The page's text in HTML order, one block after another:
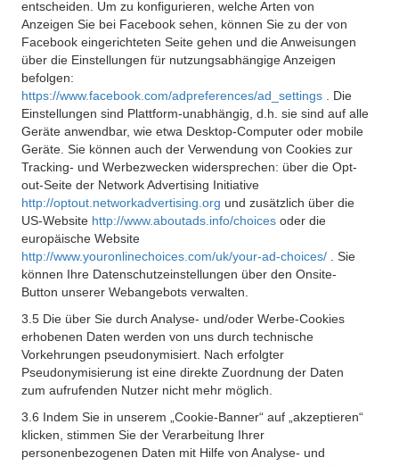
entscheiden. Um zu konfigurieren, welche Arten von
Anzeigen Sie bei Facebook sehen, können Sie zu der von
Facebook eingerichteten Seite gehen und die Anweisungen
über die Einstellungen für nutzungsabhängige Anzeigen
befolgen:
https://www.facebook.com/adpreferences/ad_settings
. Die
Einstellungen sind Plattform-unabhängig, d.h. sie sind auf alle
Geräte anwendbar, wie etwa Desktop-Computer oder mobile
Geräte. Sie können auch der Verwendung von Cookies zur
Tracking- und Werbezwecken widersprechen: über die Opt-
out-Seite der Network Advertising Initiative
http://optout.networkadvertising.org und zusätzlich über die
US-Website http://www.aboutads.info/choices oder die
europäische Website
http://www.youronlinechoices.com/uk/your-ad-choices/
. Sie
können Ihre Datenschutzeinstellungen über den Onsite-
Button unserer Webangebots verwalten.
3.5 Die über Sie durch Analyse- und/oder Werbe-Cookies
erhobenen Daten werden von uns durch technische
Vorkehrungen pseudonymisiert. Nach erfolgter
Pseudonymisierung ist eine direkte Zuordnung der Daten
zum aufrufenden Nutzer nicht mehr möglich.
3.6 Indem Sie in unserem „Cookie-Banner“ auf „akzeptieren“
klicken, stimmen Sie der Verarbeitung Ihrer
personenbezogenen Daten mit Hilfe von Analyse- und